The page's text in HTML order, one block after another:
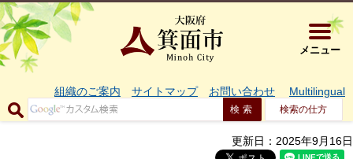
大阪府箕
メニュー
組織のご案内 サイトマップ お問い合わせ Multilingual
検索の仕方
更新日：2025年9月16日